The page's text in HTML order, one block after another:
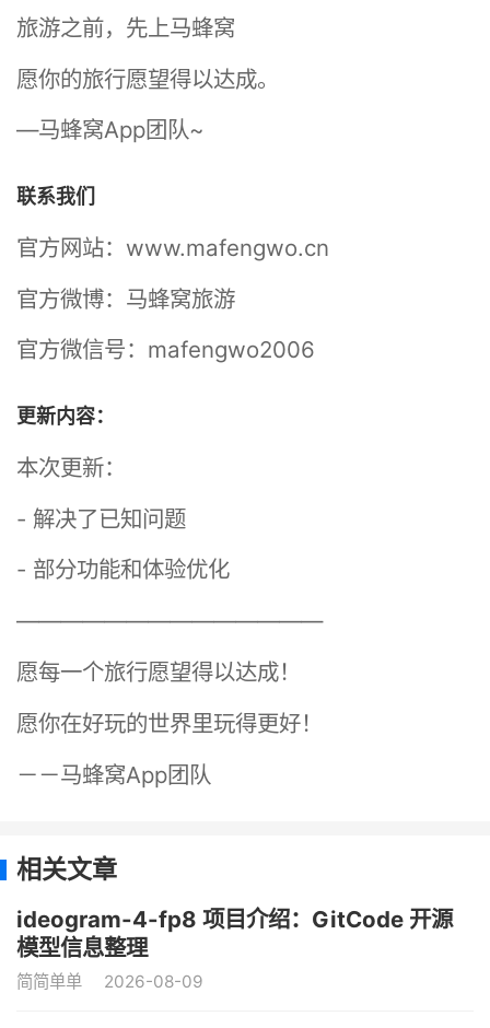
旅游之前，先上马蜂窝
愿你的旅行愿望得以达成。
—马蜂窝App团队~
联系我们
官方网站：www.mafengwo.cn
官方微博：马蜂窝旅游
官方微信号：mafengwo2006
更新内容：
本次更新：
- 解决了已知问题
- 部分功能和体验优化
——————————————
愿每一个旅行愿望得以达成！
愿你在好玩的世界里玩得更好！
－－马蜂窝App团队
相关文章
ideogram-4-fp8 项目介绍：GitCode 开源
模型信息整理
简简单单 2026-08-09